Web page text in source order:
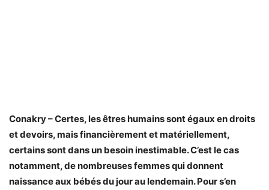
Conakry – Certes, les êtres humains sont égaux en droits
et devoirs, mais financièrement et matériellement,
certains sont dans un besoin inestimable. C’est le cas
notamment, de nombreuses femmes qui donnent
naissance aux bébés du jour au lendemain. Pour s’en